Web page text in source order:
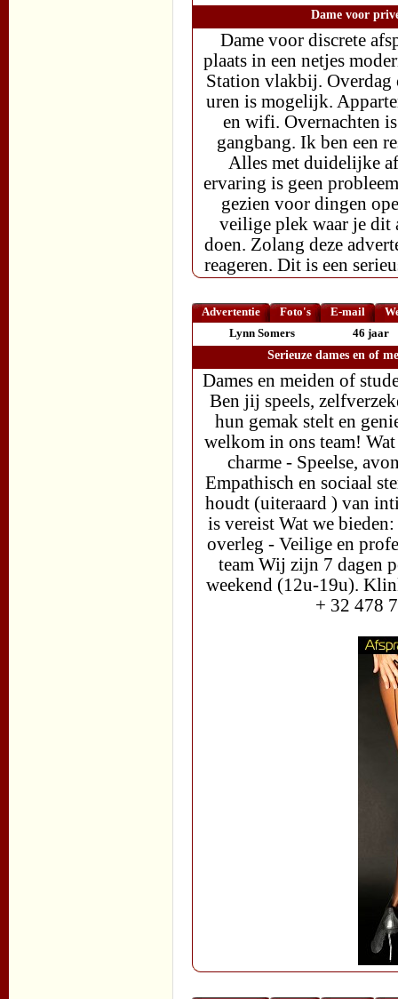
Dame voor
Dame voor discrete
plaats in een netjes
Station vlakbij. Overdag
uren is mogelijk.
en wifi. Overnachten
gangbang. Ik ben een
Alles met duidelijke
ervaring is geen
gezien voor dingen
veilige plek waar je dit
doen. Zolang deze
reageren. Dit is een
Advertentie Foto's E-mail
Lynn Somers
46 jaar
Serieuze dames en of
Dames en meiden of
Ben jij speels,
hun gemak stelt en
welkom in ons team!
charme - Speelse,
Empathisch en sociaal
houdt (uiteraard ) van
is vereist Wat we
overleg - Veilige en
team Wij zijn 7 dagen
weekend (12u-19u).
+ 32 478